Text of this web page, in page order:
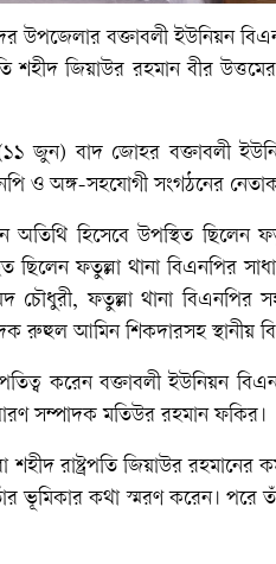
উপজেলার বক্তাবলী ইউনিয়ন
শহীদ জিয়াউর রহমান বীর
জুন) বাদ জোহর বক্তাবলী
ও অঙ্গ-সহযোগী সংগঠনের
অতিথি হিসেবে উপস্থিত
ছিলেন ফতুল্লা থানা বিএনপির
চৌধুরী, ফতুল্লা থানা
রুহুল আমিন শিকদারসহ স্থানীয়
করেন বক্তাবলী ইউনিয়ন
সম্পাদক মতিউর রহমান ফকির।
শহীদ রাষ্ট্রপতি জিয়াউর রহমানের
ভূমিকার কথা স্মরণ করেন। পরে